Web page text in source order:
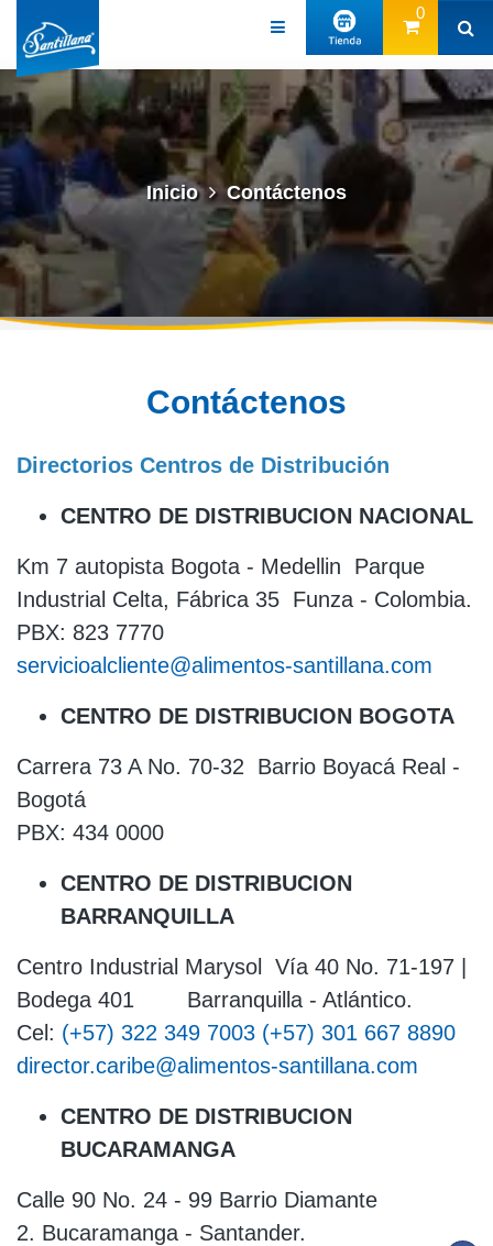
0
Inicio Contáctenos
Contáctenos
Directorios Centros de Distribución
CENTRO DE DISTRIBUCION NACIONAL
Km 7 autopista Bogota - Medellin Parque
Industrial Celta, Fábrica 35 Funza - Colombia.
PBX: 823 7770
servicioalcliente@alimentos-santillana.com
CENTRO DE DISTRIBUCION BOGOTA
Carrera 73 A No. 70-32 Barrio Boyacá Real -
Bogotá
PBX: 434 0000
CENTRO DE DISTRIBUCION
BARRANQUILLA
Centro Industrial Marysol Vía 40 No. 71-197 |
Bodega 401 Barranquilla - Atlántico.
Cel: (+57) 322 349 7003 (+57) 301 667 8890
director.caribe@alimentos-santillana.com
CENTRO DE DISTRIBUCION
BUCARAMANGA
Calle 90 No. 24 - 99 Barrio Diamante
2. Bucaramanga - Santander.